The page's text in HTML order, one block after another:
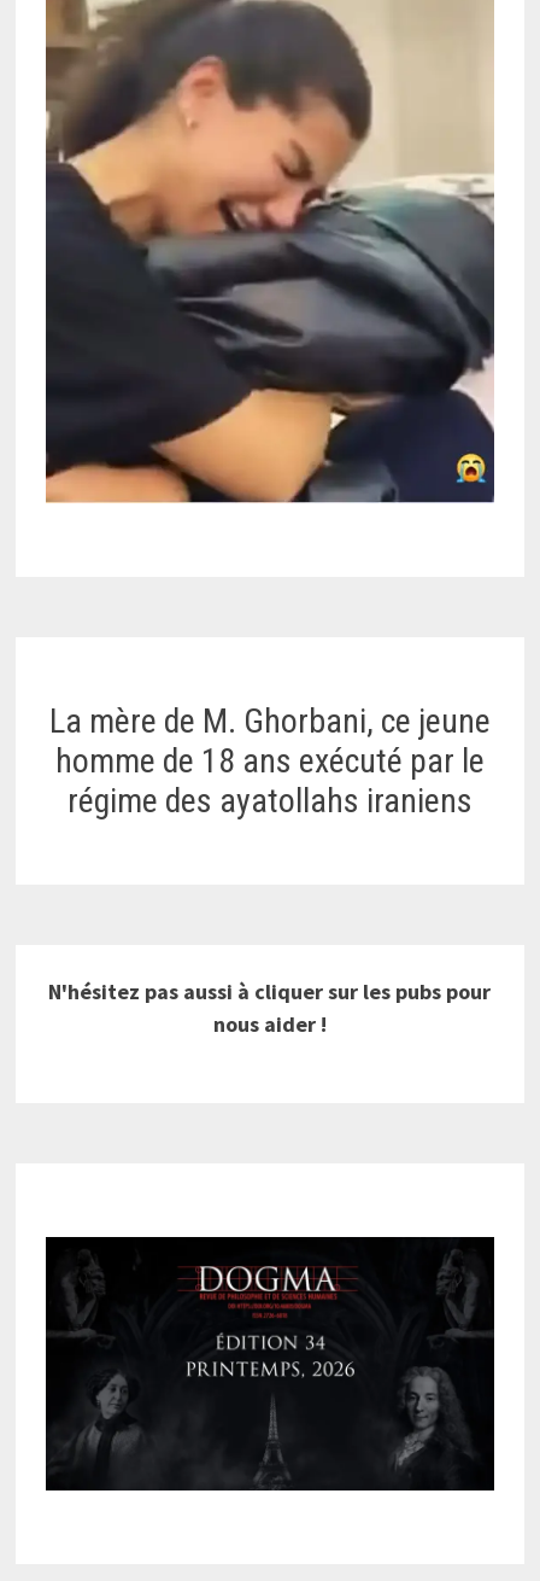
La mère de M. Ghorbani, ce jeune
homme de 18 ans exécuté par le
régime des ayatollahs iraniens
N'hésitez pas aussi à cliquer sur les pubs pour
nous aider !